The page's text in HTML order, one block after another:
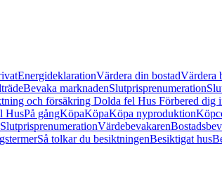
EnergideklarationVärdera din bostadVärdera
Bevaka marknadenSlutprisprenumeration
och försäkring Dolda fel Hus Förbered dig
HusPå gångKöpaKöpaKöpa nyproduktion
SlutprisprenumerationVärdebevakaren
Så tolkar du besiktningenBesiktigat hus